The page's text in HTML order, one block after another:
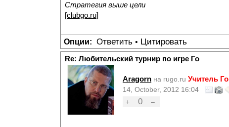
Стратегия выше цели
[clubgo.ru]
Опции: Ответить • Цитировать
Re: Любительский турнир по игре Го
Aragorn на rugo.ru Учитель Го
14, October, 2012 16:04
+
0 –